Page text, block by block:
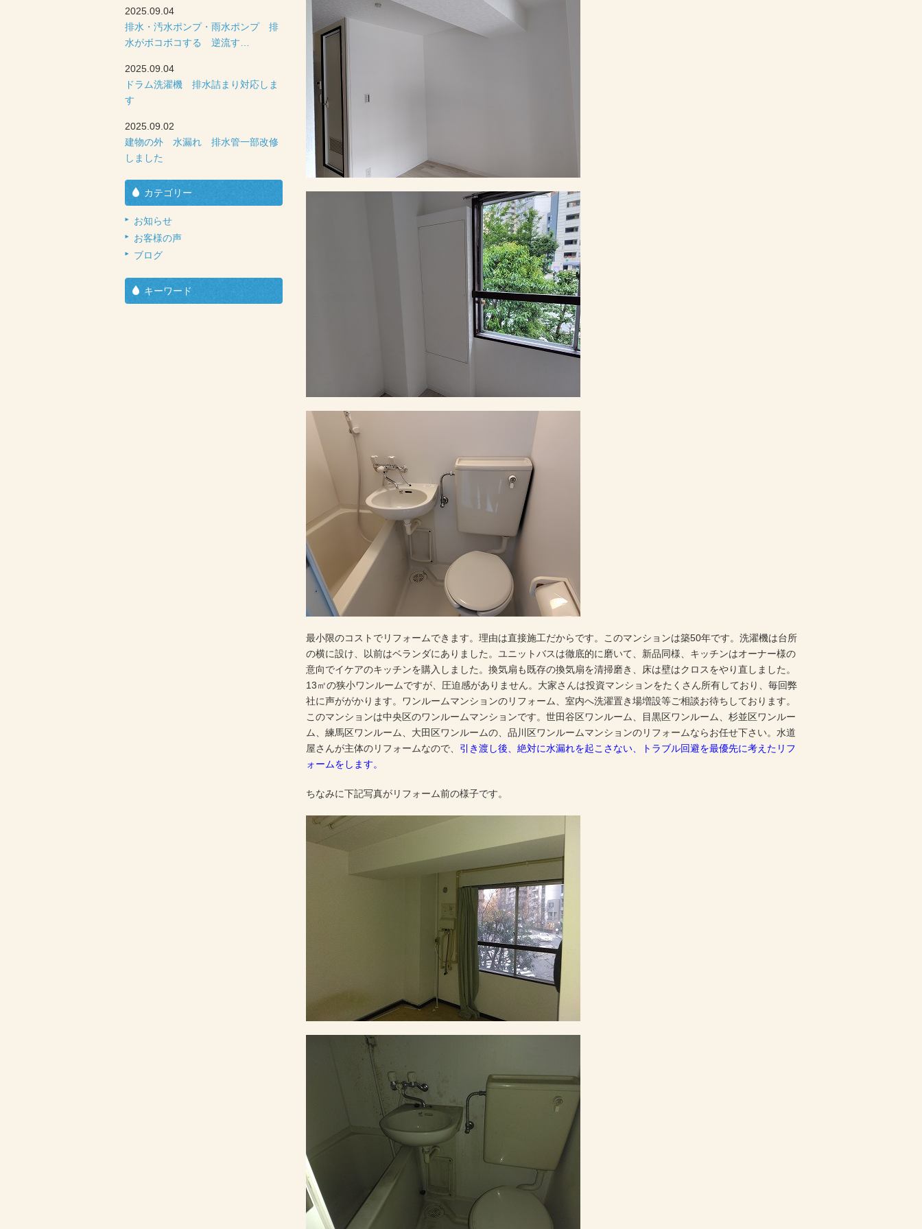
最小限のコストでリフォームできます。理由は直接施工だからです。このマンションは築50年です。洗濯機は台所
の横に設け、以前はベランダにありました。ユニットバスは徹底的に磨いて、新品同様、キッチンはオーナー様の
意向でイケアのキッチンを購入しました。換気扇も既存の換気扇を清掃磨き、床は壁はクロスをやり直しました。
13㎡の狭小ワンルームですが、圧迫感がありません。大家さんは投資マンションをたくさん所有しており、毎回弊
社に声ががかります。ワンルームマンションのリフォーム、室内へ洗濯置き場増設等ご相談お待ちしております。
このマンションは中央区のワンルームマンションです。世田谷区ワンルーム、目黒区ワンルーム、杉並区ワンルー
ム、練馬区ワンルーム、大田区ワンルームの、品川区ワンルームマンションのリフォームならお任せ下さい。水道
屋さんが主体のリフォームなので、 引き渡し後、絶対に水漏れを起こさない、トラブル回避を最優先に考えたリフ
ォームをします。
ちなみに下記写真がリフォーム前の様子です。
2025.09.04
排水・汚水ポンプ・雨水ポンプ 排
水がボコボコする 逆流す…
2025.09.04
ドラム洗濯機 排水詰まり対応しま
す
2025.09.02
建物の外 水漏れ 排水管一部改修
しました
カテゴリー
お知らせ
お客様の声
ブログ
キーワード